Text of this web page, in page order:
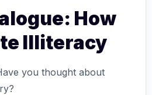
How
Illiteracy
you thought about